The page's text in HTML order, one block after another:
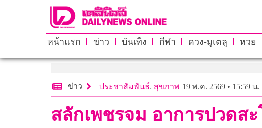
หน้าแรก ข่าว บันเทิง กีฬา ดวง-มูเตลู หวย
ข่าว ประชาสัมพันธ์, สุขภาพ 19 พ.ค. 2569 • 15:59 น.
สลักเพชรจม อาการปวดส